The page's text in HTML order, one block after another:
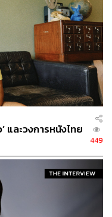
และวงการหนังไทย
449